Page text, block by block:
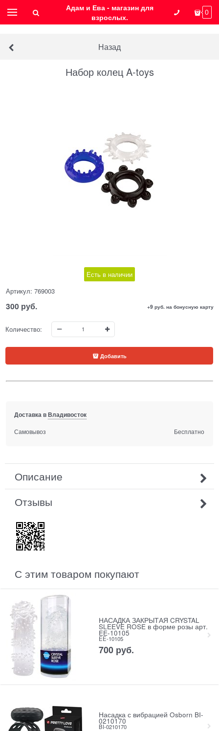
Адам и Ева - магазин для
взрослых.
0
Назад
Набор колец A-toys
Есть в наличии
Артикул: 769003
300 руб. +9 руб. на бонусную карту
Количество:
Добавить
Доставка вВладивосток
Самовывоз Бесплатно
Описание
Отзывы
С этим товаром покупают
НАСАДКА ЗАКРЫТАЯ CRYSTAL
SLEEVE ROSE в форме розы арт.
EE-10105
EE-10105
700 руб.
Насадка с вибрацией Osborn BI-
0210170
BI-0210170